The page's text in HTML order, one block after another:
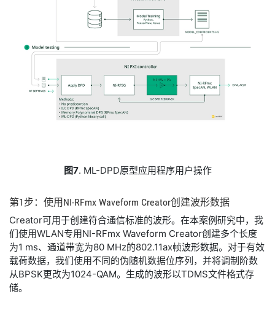
图7. ML-DPD原型应用程序用户操作
​第1 步： 使用 NI-RFmx Waveform Creator创建波形数据
​Creator可用于创建符合通信标准的波形。在本案例研究中，我
们使用WLAN专用NI-RFmx Waveform Creator创建多个长度
为1 ms、通道带宽为80 MHz的802.11ax帧波形数据。对于有效
载荷数据，我们使用不同的伪随机数据位序列，并将调制阶数
从BPSK更改为1024-QAM。生成的波形以TDMS文件格式存
储。